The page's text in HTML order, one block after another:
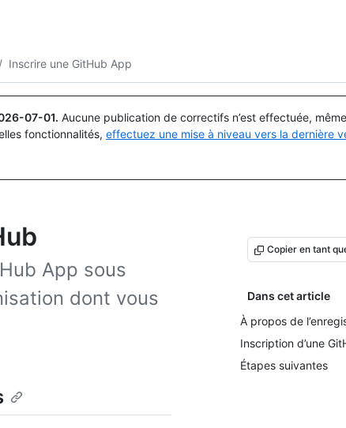
/ Inscrire une GitHub App
07-01. Aucune publication de correctifs n’est effectuée,
fonctionnalités, effectuez une mise à niveau vers la dernière
App sous
dont vous
Copier en tant
Dans cet article
À propos de
Inscription d’une
Étapes suivantes